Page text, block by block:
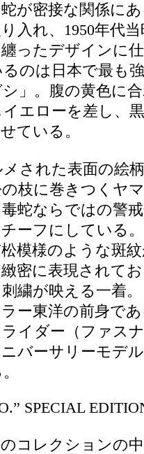
が密接な関係に
入れ、1950年代
ったデザインに
のは日本で最も
」。腹の黄色に
エローを差し、
ている。
された表面の絵
枝に巻きつくヤ
蛇ならではの警
ーフにしている
模様のような斑
密に表現されて
繍が映える一着
ー東洋の前身で
イダー（ファス
バーサリーモデ
SPECIAL
コレクションの